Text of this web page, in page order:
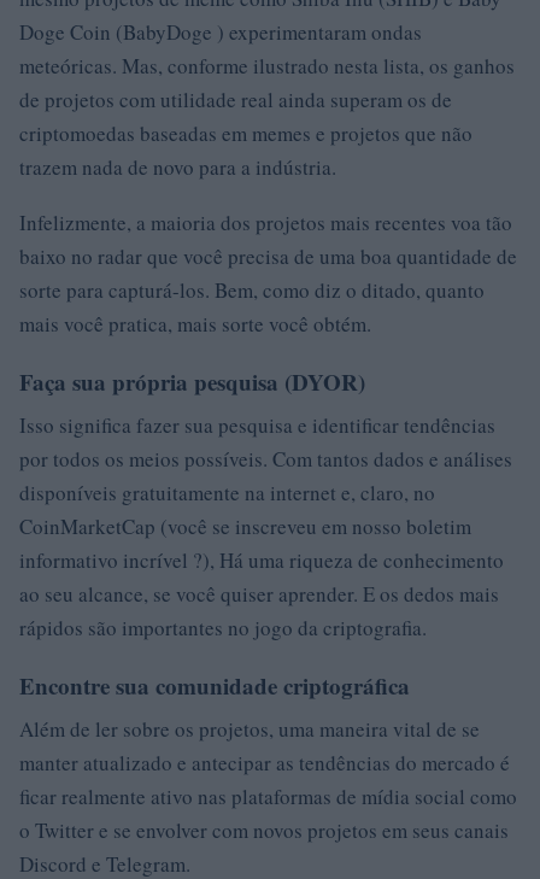
Doge Coin (BabyDoge ) experimentaram ondas
meteóricas. Mas, conforme ilustrado nesta lista, os ganhos
de projetos com utilidade real ainda superam os de
criptomoedas baseadas em memes e projetos que não
trazem nada de novo para a indústria.
Infelizmente, a maioria dos projetos mais recentes voa tão
baixo no radar que você precisa de uma boa quantidade de
sorte para capturá-los. Bem, como diz o ditado, quanto
mais você pratica, mais sorte você obtém.
Faça sua própria pesquisa (DYOR)
Isso significa fazer sua pesquisa e identificar tendências
por todos os meios possíveis. Com tantos dados e análises
disponíveis gratuitamente na internet e, claro, no
CoinMarketCap (você se inscreveu em nosso boletim
informativo incrível ?), Há uma riqueza de conhecimento
ao seu alcance, se você quiser aprender. E os dedos mais
rápidos são importantes no jogo da criptografia.
Encontre sua comunidade criptográfica
Além de ler sobre os projetos, uma maneira vital de se
manter atualizado e antecipar as tendências do mercado é
ficar realmente ativo nas plataformas de mídia social como
o Twitter e se envolver com novos projetos em seus canais
Discord e Telegram.